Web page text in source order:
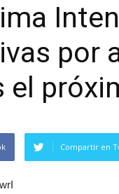
por
el
Compartir en